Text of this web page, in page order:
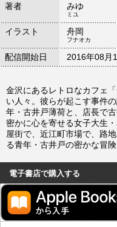
著者
みゆ
ミユ
イラスト 舟岡
フナオカ
配信開始日 2016年08月
金沢にあるレトロなカフェ
い人々。彼らが起こす事件
年・古井戸薄荷と、店長で
密かに心を寄せる女子大生
屋街で、近江町市場で、路
る青年・古井戸の密かな冒
電子書店で購入する